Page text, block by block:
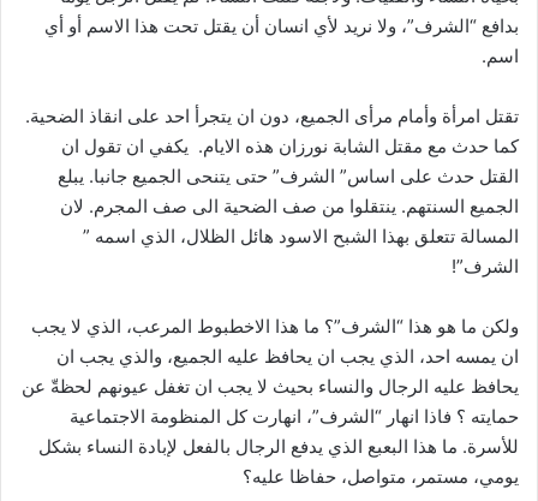
بدافع “الشرف”، ولا نريد لأي انسان أن يقتل تحت هذا الاسم أو أي
اسم.
تقتل امرأة وأمام مرأى الجميع، دون ان يتجرأ احد على انقاذ الضحية.
كما حدث مع مقتل الشابة نورزان هذه الايام. يكفي ان تقول ان
القتل حدث على اساس” الشرف” حتى يتنحى الجميع جانبا. يبلع
الجميع السنتهم. ينتقلوا من صف الضحية الى صف المجرم. لان
المسالة تتعلق بهذا الشبح الاسود هائل الظلال، الذي اسمه ”
الشرف”!
ولكن ما هو هذا “الشرف”؟ ما هذا الاخطبوط المرعب، الذي لا يجب
ان يمسه احد، الذي يجب ان يحافظ عليه الجميع، والذي يجب ان
يحافظ عليه الرجال والنساء بحيث لا يجب ان تغفل عيونهم لحظةّ عن
حمايته ؟ فاذا انهار “الشرف”، انهارت كل المنظومة الاجتماعية
للأسرة. ما هذا البعبع الذي يدفع الرجال بالفعل لإبادة النساء بشكل
يومي، مستمر، متواصل، حفاظا عليه؟